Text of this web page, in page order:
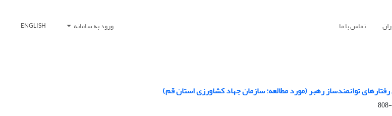
تماس با ما ورود به سامانه ENGLISH
توانمندساز رهبر (مورد مطالعه: سازمان جهاد کشاورزی استان قم)